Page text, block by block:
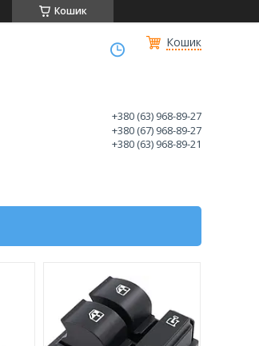
Кошик
Кошик
+380 (63) 968-89-27
+380 (67) 968-89-27
+380 (63) 968-89-21